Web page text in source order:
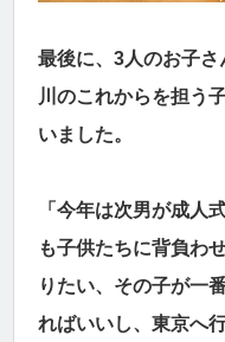
最後に、3人のお子
川のこれからを担う
いました。
「今年は次男が成人
も子供たちに背負わ
りたい、その子が一
ればいいし、東京へ